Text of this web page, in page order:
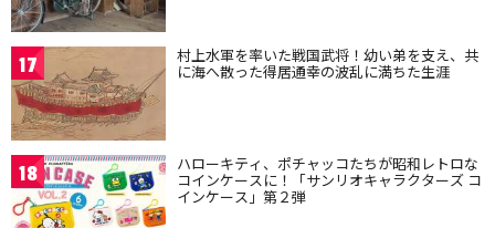
17 村上水軍を率いた戦国武将！幼い弟を支え、共
に海へ散った得居通幸の波乱に満ちた生涯
18 ハローキティ、ポチャッコたちが昭和レトロな
コインケースに！「サンリオキャラクターズ コ
インケース」第２弾